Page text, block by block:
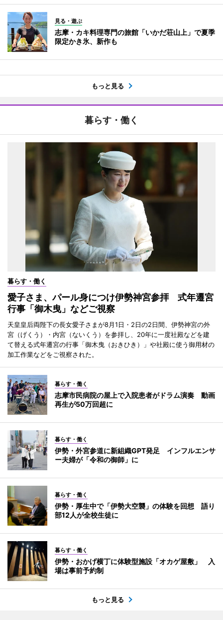
見る・遊ぶ
志摩・カキ料理専門の旅館「いかだ荘山上」で夏季
限定かき氷、新作も
もっと見る
暮らす・働く
暮らす・働く
愛子さま、パール身につけ伊勢神宮参拝 式年遷宮
行事「御木曳」などご視察
天皇皇后両陛下の長女愛子さまが8月1日・2日の2日間、伊勢神宮の外
宮（げくう）・内宮（ないくう）を参拝し、20年に一度社殿などを建
て替える式年遷宮の行事「御木曳（おきひき）」や社殿に使う御用材の
加工作業などをご視察された。
暮らす・働く
志摩市民病院の屋上で入院患者がドラム演奏 動画
再生が50万回超に
暮らす・働く
伊勢・外宮参道に新組織GPT発足 インフルエンサ
ー夫婦が「令和の御師」に
暮らす・働く
伊勢・厚生中で「伊勢大空襲」の体験を回想 語り
部12人が全校生徒に
暮らす・働く
伊勢・おかげ横丁に体験型施設「オカゲ屋敷」 入
場は事前予約制
もっと見る